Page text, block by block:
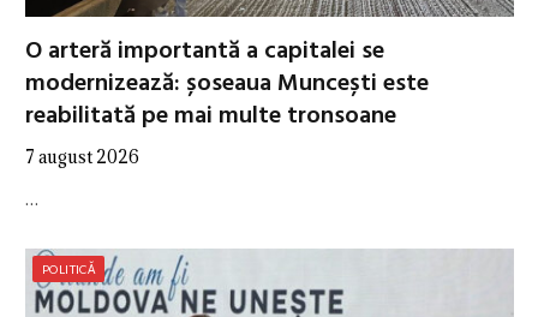
O arteră importantă a capitalei se
modernizează: șoseaua Muncești este
reabilitată pe mai multe tronsoane
7 august 2026
…
POLITICĂ